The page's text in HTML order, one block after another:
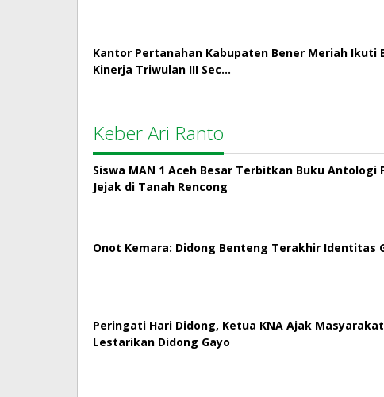
Kantor Pertanahan Kabupaten Bener Meriah Ikuti
Kinerja Triwulan III Sec…
Keber Ari Ranto
Siswa MAN 1 Aceh Besar Terbitkan Buku Antologi
Jejak di Tanah Rencong
Onot Kemara: Didong Benteng Terakhir Identitas
Peringati Hari Didong, Ketua KNA Ajak Masyarakat
Lestarikan Didong Gayo